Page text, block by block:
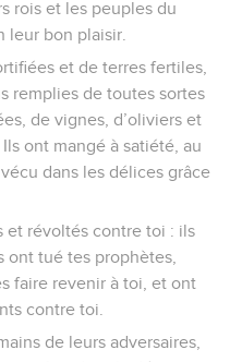
rois et les peuples du
leur bon plaisir.
et de terres fertiles,
remplies de toutes sortes
de vignes, d’oliviers et
ont mangé à satiété, au
dans les délices grâce
et révoltés contre toi : ils
tué tes prophètes,
faire revenir à toi, et ont
contre toi.
de leurs adversaires,